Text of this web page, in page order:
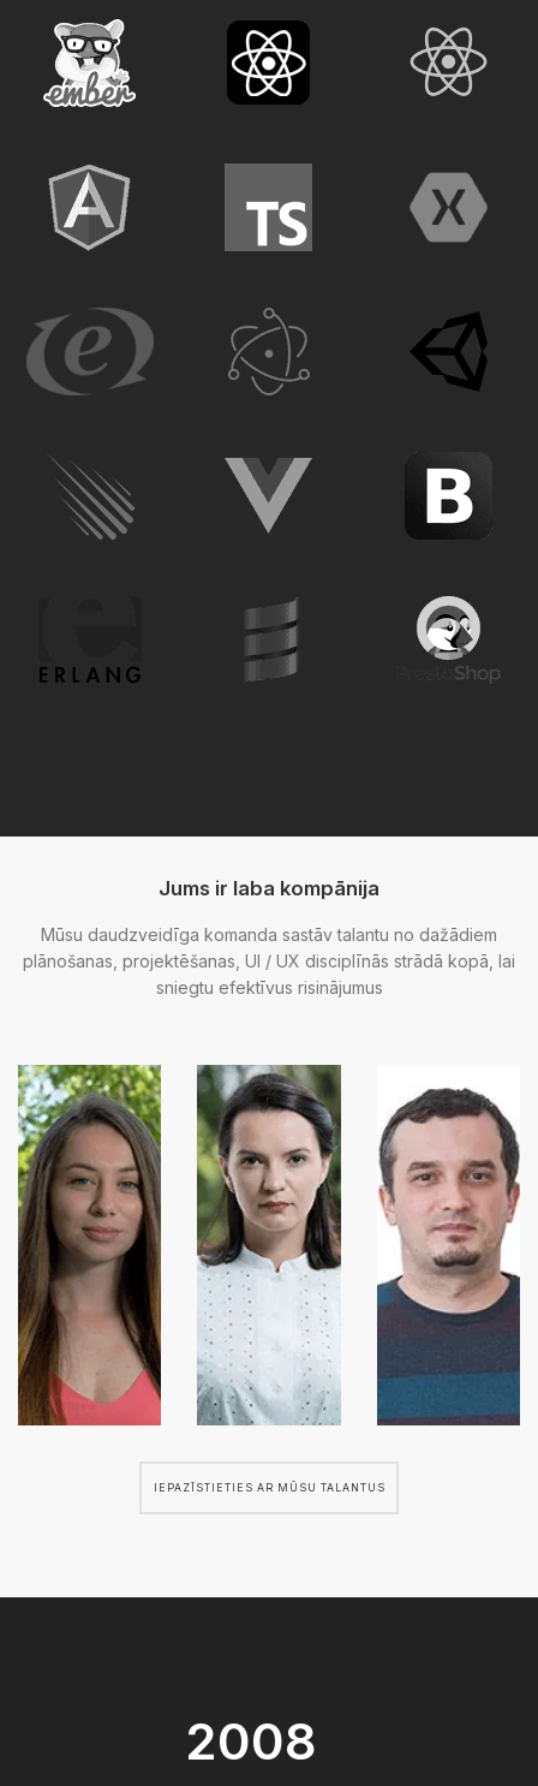
Jums ir laba kompānija
Mūsu daudzveidīga komanda sastāv talantu no dažādiem
plānošanas, projektēšanas, UI / UX disciplīnās strādā kopā, lai
sniegtu efektīvus risinājumus
IEPAZĪSTIETIES AR MŪSU TALANTUS
2008